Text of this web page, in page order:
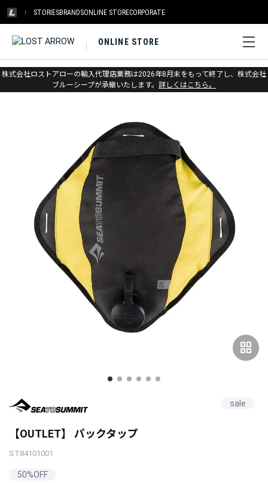
STORIESBRANDSONLINE STORECORPORATE
ONLINE STORE
株式会社ロストアローの輸入代理店業務は2026年8月末をもって終了し、株式会社
ブルーシープが承継いたします。 詳しくはこちら。
ホーム > アウトレット > その他ギア
grid_view
sale
【OUTLET】 パックタップ
ST84101001
50%OFF